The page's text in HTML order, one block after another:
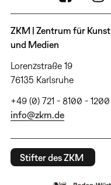
ZKM | Zentrum für Kunst
und Medien
Lorenzstraße 19
76135 Karlsruhe
+49 (0) 721 - 8100 - 1200
info@zkm.de
Stifter des ZKM